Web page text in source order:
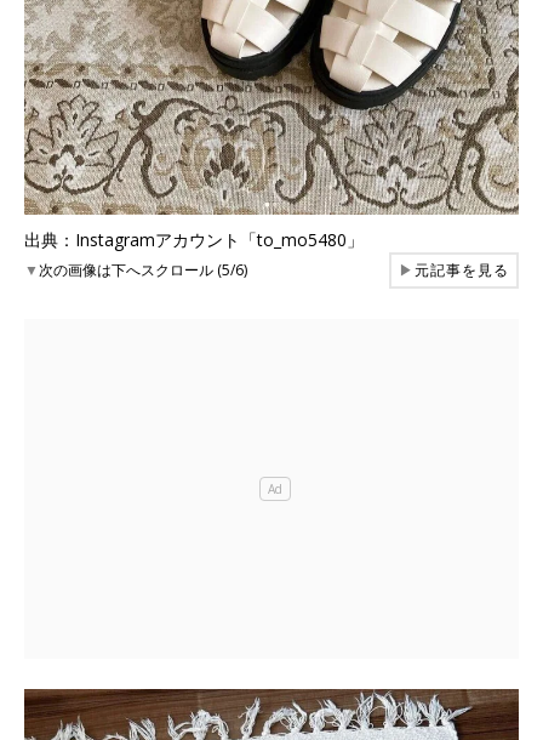
出典：Instagramアカウント「to_mo5480」
▼次の画像は下へスクロール (5/6) ▶元記事を見る